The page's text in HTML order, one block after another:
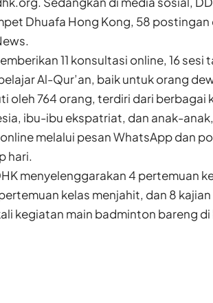
Dhuafa Hong Kong, 58 postingan
11 konsultasi online, 16 sesi
Al-Qur’an, baik untuk orang
oleh 764 orang, terdiri dari berbagai
ibu-ibu ekspatriat, dan anak-
melalui pesan WhatsApp dan
hari.
menyelenggarakan 4 pertemuan
kelas menjahit, dan 8
kegiatan main badminton bareng